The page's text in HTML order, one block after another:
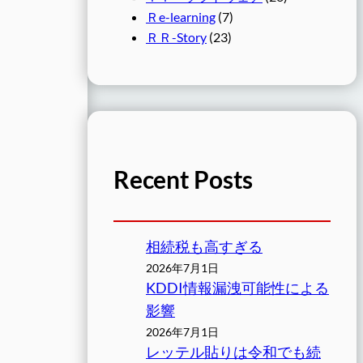
Ｒe-learning (7)
ＲＲ-Story (23)
Recent Posts
相続税も高すぎる
2026年7月1日
KDDI情報漏洩可能性による
影響
2026年7月1日
レッテル貼りは令和でも続